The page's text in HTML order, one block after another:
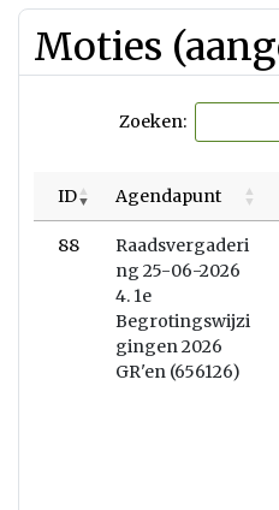
Moties
Zoeken:
ID Agendapunt
88
Raadsvergaderi
ng 25-06-2026
4. 1e
Begrotingswijzi
gingen 2026
GR'en (656126)